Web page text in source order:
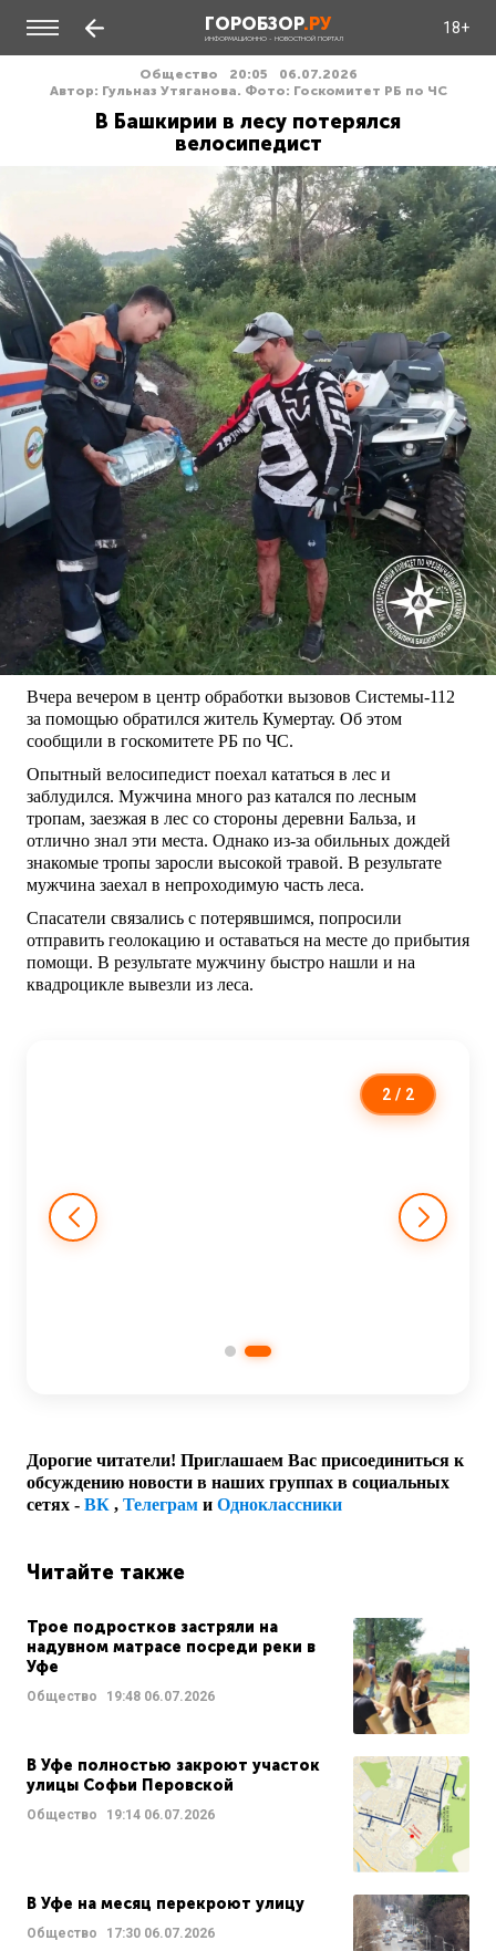
ГОРОБЗОР.РУ
ИНФОРМАЦИОННО - НОВОСТНОЙ ПОРТАЛ
18+
Общество 20:05
06.07.2026
Автор: Гульназ Утяганова. Фото: Госкомитет РБ по ЧС
В Башкирии в лесу потерялся
велосипедист
Вчера вечером в центр обработки вызовов Системы-112
за помощью обратился житель Кумертау. Об этом
сообщили в госкомитете РБ по ЧС.
Опытный велосипедист поехал кататься в лес и
заблудился. Мужчина много раз катался по лесным
тропам, заезжая в лес со стороны деревни Бальза, и
отлично знал эти места. Однако из-за обильных дождей
знакомые тропы заросли высокой травой. В результате
мужчина заехал в непроходимую часть леса.
Спасатели связались с потерявшимся, попросили
отправить геолокацию и оставаться на месте до прибытия
помощи. В результате мужчину быстро нашли и на
квадроцикле вывезли из леса.
2 / 2
Дорогие читатели! Приглашаем Вас присоединиться к
обсуждению новости в наших группах в социальных
сетях - ВК , Телеграм и Одноклассники
Читайте также
Трое подростков застряли на
надувном матрасе посреди реки в
Уфе
Общество 19:48 06.07.2026
В Уфе полностью закроют участок
улицы Софьи Перовской
Общество 19:14 06.07.2026
В Уфе на месяц перекроют улицу
Общество 17:30 06.07.2026